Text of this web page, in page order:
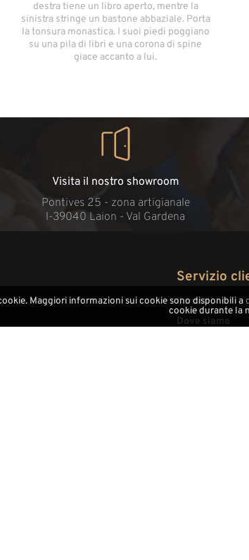
destra tiene un libro aperto, mentre la
sinistra stringe un bastone abbaziale. Porta
la tonsura monastica. I suoi piedi poggiano
su una pila di libri e una corona di spine
giace accanto a lui.
Visita il nostro showroom
Pontives 25 - zona artigianale
l-39040 Laion - Val Gardena
Servizio
Contatti
Dove siamo
Maggiori informazioni sui cookie sono disponibili a
cookie durante la